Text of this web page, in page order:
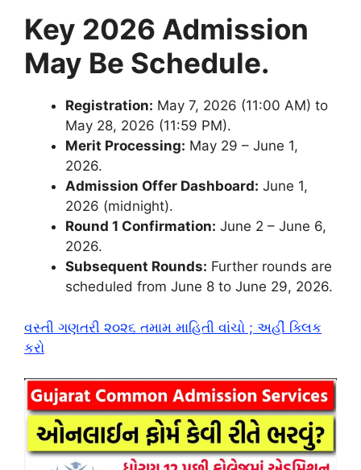
Key 2026 Admission
May Be Schedule.
Registration: May 7, 2026 (11:00 AM) to
May 28, 2026 (11:59 PM).
Merit Processing: May 29 – June 1,
2026.
Admission Offer Dashboard: June 1,
2026 (midnight).
Round 1 Confirmation: June 2 – June 6,
2026.
Subsequent Rounds: Further rounds are
scheduled from June 8 to June 29, 2026.
વસ્તી ગણતરી ૨૦૨૬ તમામ માહિતી વાંચો ; અહીં ક્લિક
કરો